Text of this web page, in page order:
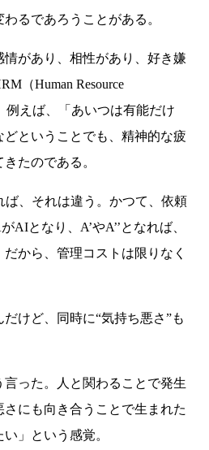
るであろうことがある。
があり、相性があり、好き嫌
（Human Resource
例えば、「あいつは有能だけ
ということでも、精神的な疲
たのである。
、それは違う。かつて、依頼
AIとなり、A’やA’’となれば、
から、管理コストは限りなく
けど、同時に“気持ち悪さ”も
った。人と関わることで発生
さにも向き合うことで生まれた
」という感覚。